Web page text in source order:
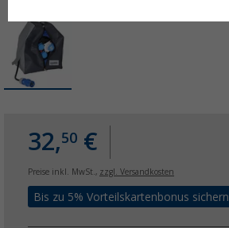
32,50 €
Preise inkl. MwSt., zzgl. Versandkosten
Bis zu 5% Vorteilskartenbonus sichern